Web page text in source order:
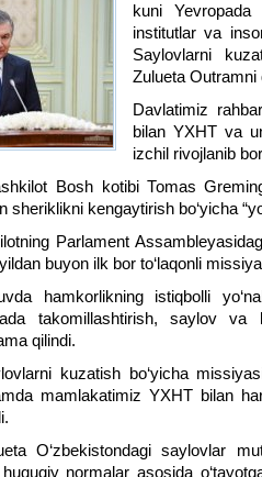
kuni
institutlar va
Saylovlarni
Zulueta Outramni
Davlatimiz
bilan YXHT va
izchil rivojlanib
Bosh kotibi Tomas
sheriklikni kengaytirish bo‘yicha
Parlament
buyon ilk bor to‘laqonli
hamkorlikning istiqbolli
takomillashtirish, saylov va
qilindi.
kuzatish bo‘yicha
mamlakatimiz YXHT bilan
O‘zbekistondagi saylovlar
normalar asosida